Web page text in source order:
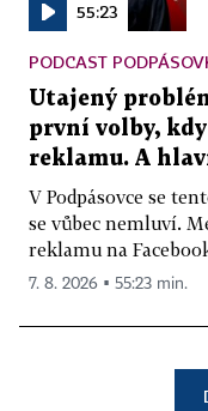
55:23
PODCAST
Utajený
první volby,
reklamu. A
V Podpásovce se
se vůbec nemluví.
reklamu na
7. 8. 2026 ▪ 55:23 min.